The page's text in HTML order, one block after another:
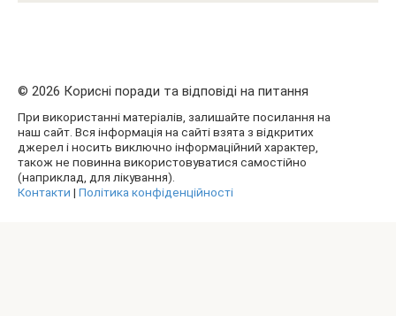
© 2026 Корисні поради та відповіді на питання
При використанні матеріалів, залишайте посилання на
наш сайт. Вся інформація на сайті взята з відкритих
джерел і носить виключно інформаційний характер,
також не повинна використовуватися самостійно
(наприклад, для лікування).
Контакти | Політика конфіденційності